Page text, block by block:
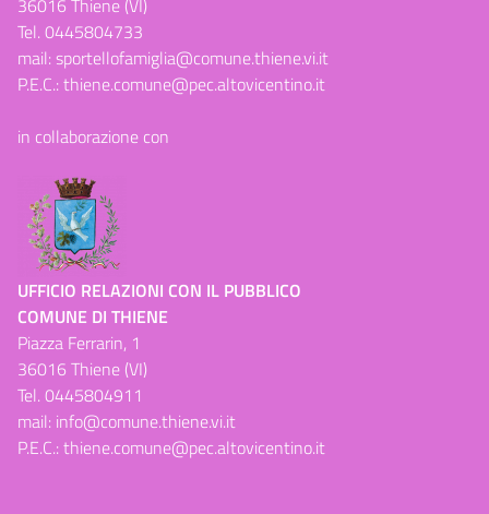
36016 Thiene (VI)
Tel.0445804733
mail:sportellofamiglia@comune.thiene.vi.it
P.E.C.:thiene.comune@pec.altovicentino.it
in collaborazione con
UFFICIO RELAZIONI CON IL PUBBLICO
COMUNE DI THIENE
Piazza Ferrarin, 1
36016 Thiene (VI)
Tel.0445804911
mail: info@comune.thiene.vi.it
P.E.C.:thiene.comune@pec.altovicentino.it